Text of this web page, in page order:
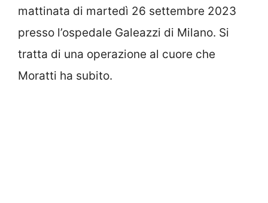
mattinata di martedì 26 settembre 2023
presso l’ospedale Galeazzi di Milano. Si
tratta di una operazione al cuore che
Moratti ha subito.